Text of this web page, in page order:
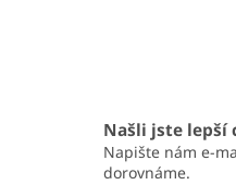
Našli jste lepší
Napište nám e-
dorovnáme.